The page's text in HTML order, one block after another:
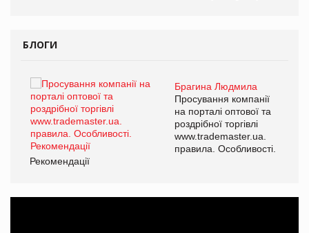
БЛОГИ
Брагина Людмила
Просування компанії
на порталі оптової та
роздрібної торгівлі
www.trademaster.ua.
правила. Особливості.
Рекомендації